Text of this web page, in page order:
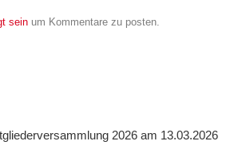
sein um Kommentare zu posten.
2026 am 13.03.2026